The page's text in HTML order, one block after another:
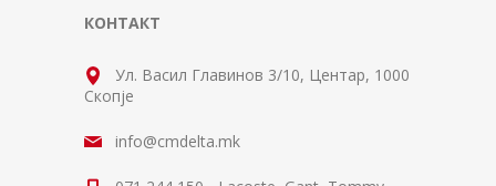
КОНТАКТ
Ул. Васил Главинов 3/10, Центар, 1000
Скопје
info@cmdelta.mk